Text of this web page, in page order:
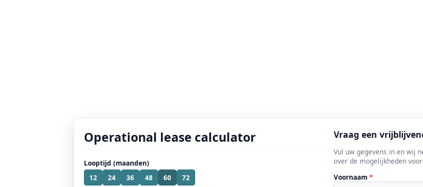
Operational lease calculator
Looptijd (maanden)
12
24 36 48 60
72
Vraag een
Vul uw gegevens in en wij
over de mogelijkheden
Voornaam *